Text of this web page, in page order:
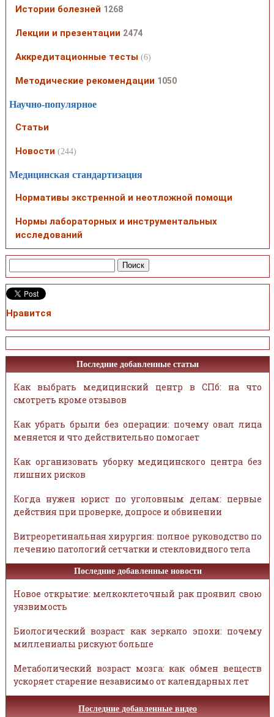
Истории болезней 1268
Лекции и презентации 2474
Аккредитационные тесты (6)
Методические рекомендации 1050
Научно-популярное
Статьи
Новости (244)
Медицинская стандартизация
Нормативы экстренной и неотложной помощи
Нормы лабораторных и инструментальных
исследований
Нравится
Последние добавленные статьи
Как выбрать медицинский центр в СПб: на что
смотреть кроме отзывов
Как убрать брыли без операции: почему овал лица
меняется и что действительно помогает
Как организовать уборку медицинского центра без
лишних рисков
Когда нужен юрист по уголовным делам: первые
действия при проверке, допросе и обвинении
Витреоретинальная хирургия: полное руководство по
лечению патологий сетчатки и стекловидного тела
Последние добавленные новости
Новое открытие: мелкоклеточный рак проявил свою
уязвимость
Биологический возраст как зеркало эпохи: почему
миллениалы рискуют больше
Метаболический возраст мозга: как обмен веществ
ускоряет старение независимо от календарных лет
Последние добавленные видео